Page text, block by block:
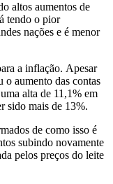
altos aumentos de
tendo o pior
nações e é menor
a inflação. Apesar
o aumento das contas
alta de 11,1% em
sido mais de 13%.
de como isso é
subindo novamente
pelos preços do leite